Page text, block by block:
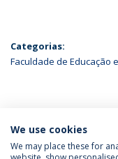
Categorias:
Faculdade de Educação
ÚLTIMAS NOTÍCIAS
We use cookies
We may place these for